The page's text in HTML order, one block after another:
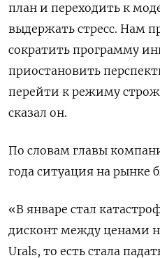
план и переходить к
выдержать стресс. Нам
сократить программу
приостановить
перейти к режиму
сказал он.
По словам главы
года ситуация на рынке
«В январе стал
дисконт между ценами
Urals, то есть стала